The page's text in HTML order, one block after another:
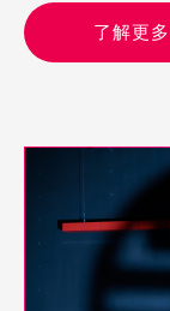
這就是我經歷過
了解更多